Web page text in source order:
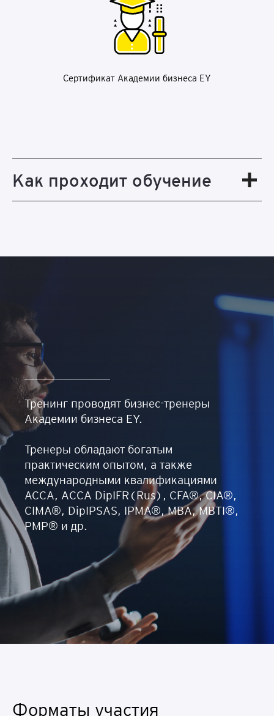
Сертификат Академии бизнеса EY
Как проходит обучение
Тренинг проводят бизнес-тренеры
Академии бизнеса EY.
Тренеры обладают богатым
практическим опытом, а также
международными квалификациями
АССА, ACCA DipIFR(Rus), CFA®, CIA®,
CIMA®, DipIPSAS, IPMA®, MBA, MBTI®,
PMP® и др.
Форматы участия